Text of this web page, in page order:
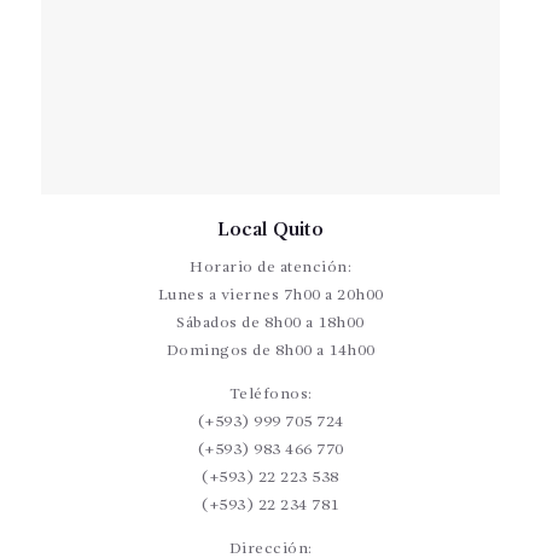
Local Quito
Horario de atención:
Lunes a viernes 7h00 a 20h00
Sábados de 8h00 a 18h00
Domingos de 8h00 a 14h00
Teléfonos:
(+593) 999 705 724
(+593) 983 466 770
(+593) 22 223 538
(+593) 22 234 781
Dirección: